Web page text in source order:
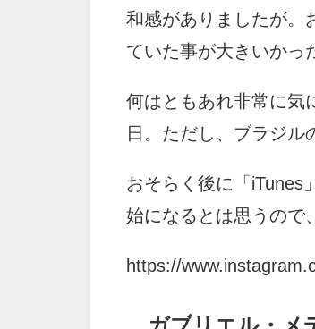
和感がありましたが。
ていた事が大きいかっ
何はともあれ非常に気
日。ただし、ブラジル
おそらく後に「iTunes
始になるとは思うので
https://